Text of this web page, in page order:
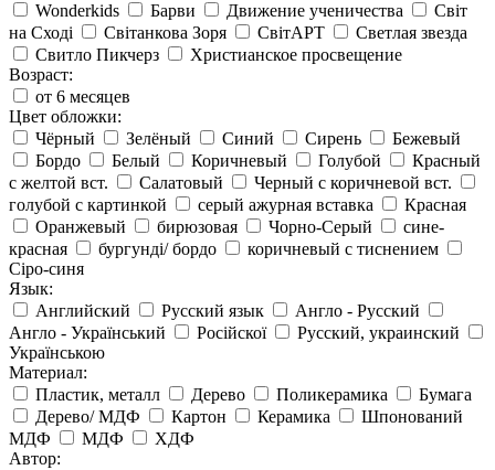
Wonderkids
Барви Движение ученичества
Світ
на Сході
Світанкова Зоря СвітАРТ
Светлая звезда
Свитло Пикчерз
Христианское просвещение
Возраст:
от 6 месяцев
Цвет обложки:
Чёрный
Зелёный Синий Сирень
Бежевый
Бордо
Белый Коричневый Голубой
Красный
с желтой вст.
Салатовый
Черный с коричневой вст.
голубой с картинкой
серый ажурная вставка
Красная
Оранжевый
бирюзовая Чорно-Серый
сине-
красная
бургунді/ бордо
коричневый с тиснением
Сіро-синя
Язык:
Английский
Русский язык
Англо - Русский
Англо - Український
Російскої
Русский, украинский
Українською
Материал:
Пластик, металл
Дерево Поликерамика
Бумага
Дерево/ МДФ
Картон Керамика
Шпонований
МДФ
МДФ
ХДФ
Автор: